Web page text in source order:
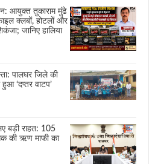
आयुक्त तुकाराम मुंढे
क्लबों, होटलों और
जानिए हालिया
पालघर जिले की
‘दप्तर वाटप’
बड़ी राहत: 105
की ऋण माफी का